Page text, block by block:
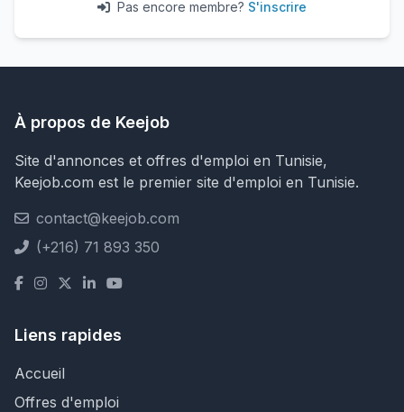
Pas encore membre? S'inscrire
À propos de Keejob
Site d'annonces et offres d'emploi en Tunisie,
Keejob.com est le premier site d'emploi en Tunisie.
contact@keejob.com
(+216) 71 893 350
Liens rapides
Accueil
Offres d'emploi